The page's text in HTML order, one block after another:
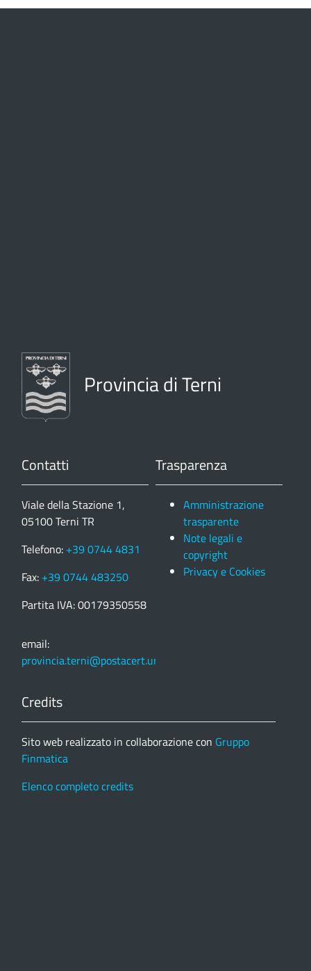
Provincia di Terni
Contatti
Viale della Stazione 1,
05100 Terni TR
Telefono: +39 0744 4831
Fax: +39 0744 483250
Partita IVA: 00179350558
email:
provincia.terni@postacert.umbria.it
Trasparenza
Amministrazione
trasparente
Note legali e
copyright
Privacy e Cookies
Credits
Sito web realizzato in collaborazione con Gruppo
Finmatica
Elenco completo credits